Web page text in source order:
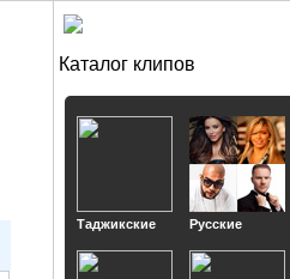
Каталог клипов
Таджикские Русские